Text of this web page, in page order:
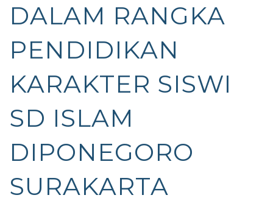
DALAM RANGKA
PENDIDIKAN
KARAKTER SISWI
SD ISLAM
DIPONEGORO
SURAKARTA